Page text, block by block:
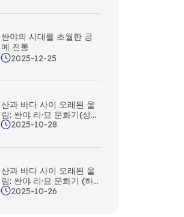
싼야의 시대를 초월한 공
예 전통
2025-12-25
산과 바다 사이 오래된 울
림: 싼야 리·묘 문화기(상
편)2025-10-28
산과 바다 사이 오래된 울
림: 싼야 리·묘 문화기 (하
편)2025-10-26